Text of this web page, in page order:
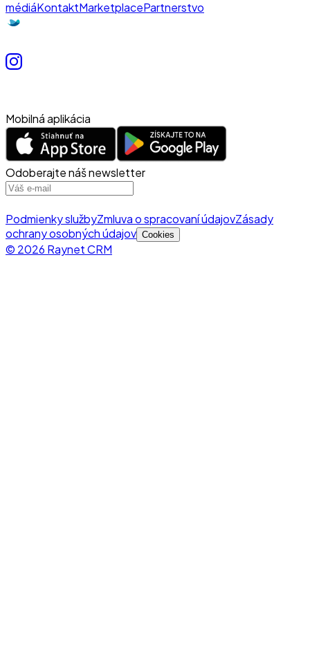
médiáKontaktMarketplacePartnerstvo
Mobilná aplikácia
Odoberajte náš newsletter
Podmienky službyZmluva o spracovaní údajovZásady
ochrany osobných údajov Cookies
© 2026 Raynet CRM